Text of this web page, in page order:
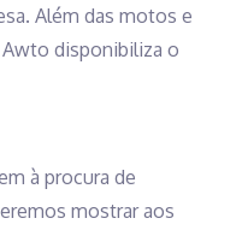
Além das motos e
disponibiliza o
à procura de
mostrar aos